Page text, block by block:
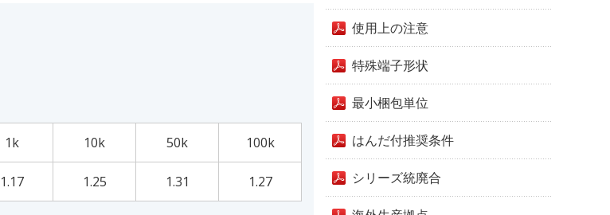
1k 10k 50k 100k
1.17 1.25 1.31 1.27
使用上の注意
特殊端子形状
最小梱包単位
はんだ付推奨条件
シリーズ統廃合